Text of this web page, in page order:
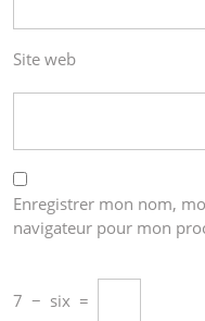
Site web
Enregistrer mon nom,
navigateur pour mon
7 − six =